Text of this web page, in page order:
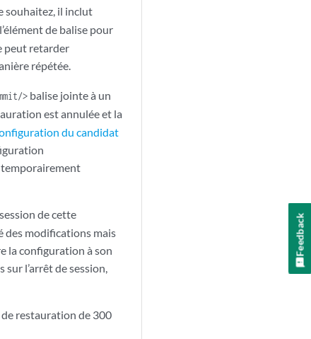
souhaitez, il inclut
de balise pour
peut retarder
répétée.
> balise jointe à un
est annulée et la
du candidat
de cette
des modifications mais
la configuration à son
l’arrêt de session,
restauration de 300
Feedback